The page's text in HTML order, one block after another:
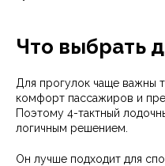
Что выбрать
Для прогулок чаще важны
комфорт пассажиров и
Поэтому 4-тактный
логичным решением.
Он лучше подходит для